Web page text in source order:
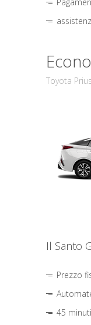
Toyota
Il Santo
Prezzo
45